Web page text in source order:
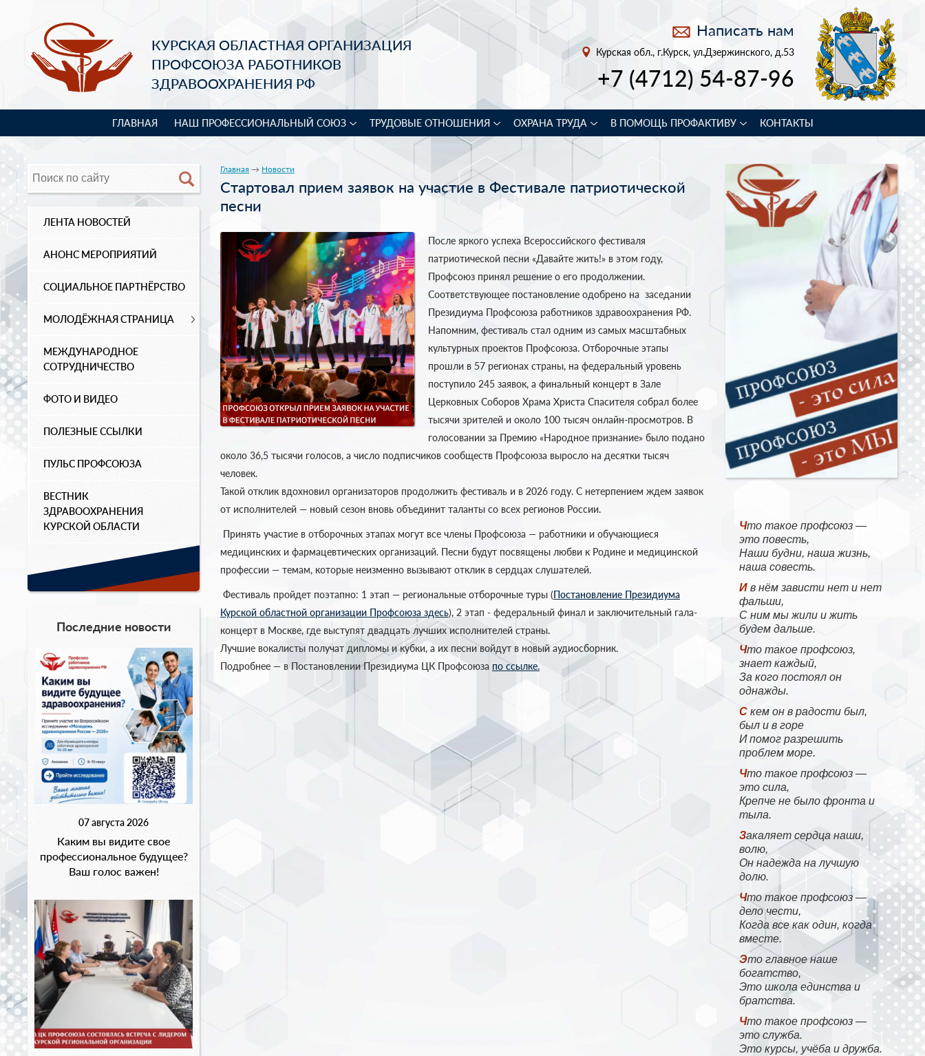
КУРСКАЯ ОБЛАСТНАЯ ОРГАНИЗАЦИЯ
ПРОФСОЮЗА РАБОТНИКОВ
ЗДРАВООХРАНЕНИЯ РФ
Написать нам
Курская обл., г.Курск, ул.Дзержинского, д.53
+7 (4712) 54-87-96
ГЛАВНАЯ НАШ ПРОФЕССИОНАЛЬНЫЙ СОЮЗ ТРУДОВЫЕ ОТНОШЕНИЯ ОХРАНА ТРУДА В ПОМОЩЬ ПРОФАКТИВУ КОНТАКТЫ
ЛЕНТА НОВОСТЕЙ
АНОНС МЕРОПРИЯТИЙ
СОЦИАЛЬНОЕ ПАРТНЁРСТВО
МОЛОДЁЖНАЯ СТРАНИЦА
МЕЖДУНАРОДНОЕ
СОТРУДНИЧЕСТВО
ФОТО И ВИДЕО
ПОЛЕЗНЫЕ ССЫЛКИ
ПУЛЬС ПРОФСОЮЗА
ВЕСТНИК
ЗДРАВООХРАНЕНИЯ
КУРСКОЙ ОБЛАСТИ
Последние новости
07 августа 2026
Каким вы видите свое
профессиональное будущее?
Ваш голос важен!
Что такое профсоюз —
это повесть,
Наши будни, наша жизнь,
наша совесть.
И в нём зависти нет и нет
фальши,
С ним мы жили и жить
будем дальше.
Что такое профсоюз,
знает каждый,
За кого постоял он
однажды.
С кем он в радости был,
был и в горе
И помог разрешить
проблем море.
Что такое профсоюз —
это сила,
Крепче не было фронта и
тыла.
Закаляет сердца наши,
волю,
Он надежда на лучшую
долю.
Что такое профсоюз —
дело чести,
Когда все как один, когда
вместе.
Это главное наше
богатство,
Это школа единства и
братства.
Что такое профсоюз —
это служба.
Это курсы, учёба и дружба.
Главная → Новости
Стартовал прием заявок на участие в Фестивале патриотической
песни
После яркого успеха Всероссийского фестиваля
патриотической песни «Давайте жить!» в этом году,
Профсоюз принял решение о его продолжении.
Соответствующее постановление одобрено на заседании
Президиума Профсоюза работников здравоохранения РФ.
Напомним, фестиваль стал одним из самых масштабных
культурных проектов Профсоюза. Отборочные этапы
прошли в 57 регионах страны, на федеральный уровень
поступило 245 заявок, а финальный концерт в Зале
Церковных Соборов Храма Христа Спасителя собрал более
тысячи зрителей и около 100 тысяч онлайн-просмотров. В
голосовании за Премию «Народное признание» было подано
около 36,5 тысячи голосов, а число подписчиков сообществ Профсоюза выросло на десятки тысяч
человек.
Такой отклик вдохновил организаторов продолжить фестиваль и в 2026 году. С нетерпением ждем заявок
от исполнителей — новый сезон вновь объединит таланты со всех регионов России.
Принять участие в отборочных этапах могут все члены Профсоюза — работники и обучающиеся
медицинских и фармацевтических организаций. Песни будут посвящены любви к Родине и медицинской
профессии — темам, которые неизменно вызывают отклик в сердцах слушателей.
Фестиваль пройдет поэтапно: 1 этап — региональные отборочные туры (Постановление Президиума
Курской областной организации Профсоюза здесь), 2 этап - федеральный финал и заключительный гала-
концерт в Москве, где выступят двадцать лучших исполнителей страны.
Лучшие вокалисты получат дипломы и кубки, а их песни войдут в новый аудиосборник.
Подробнее — в Постановлении Президиума ЦК Профсоюза по ссылке.